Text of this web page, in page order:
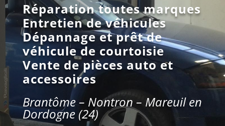
Réparation toutes marques
Entretien de véhicules
Dépannage et prêt de
véhicule de courtoisie
Vente de pièces auto et
accessoires
Brantôme – Nontron – Mareuil en
Dordogne (24)